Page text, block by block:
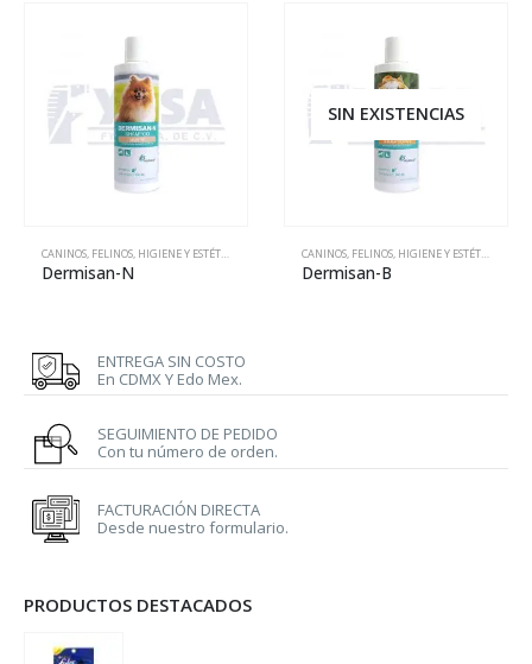
CANINOS, FELINOS, HIGIENE Y ESTÉTICA VETERINARIA
Dermisan-N
SIN EXISTENCIAS
CANINOS, FELINOS, HIGIENE Y ESTÉTICA
Dermisan-B
ENTREGA SIN COSTO
En CDMX Y Edo Mex.
SEGUIMIENTO DE PEDIDO
Con tu número de orden.
FACTURACIÓN DIRECTA
Desde nuestro formulario.
PRODUCTOS DESTACADOS